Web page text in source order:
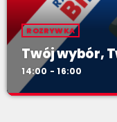
ROZRYWKA
Twój wybór,
14:00 - 16:00